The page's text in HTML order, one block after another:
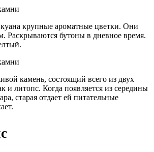
крупные ароматные цветки. Они
Раскрываются бутоны в дневное время.
камень, состоящий всего из двух
и литопс. Когда появляется из середины
старая отдает ей питательные